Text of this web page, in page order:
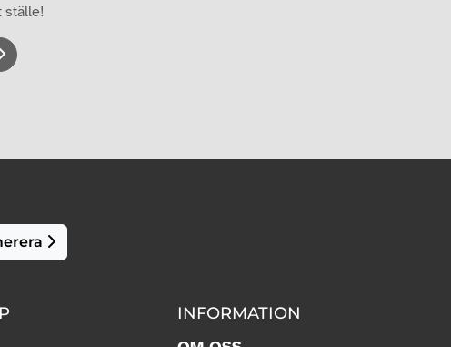
ställe!
INFORMATION